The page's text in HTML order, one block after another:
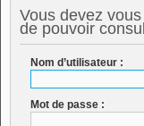
Vous devez
de pouvoir
Nom d’utilisateur :
Mot de passe :